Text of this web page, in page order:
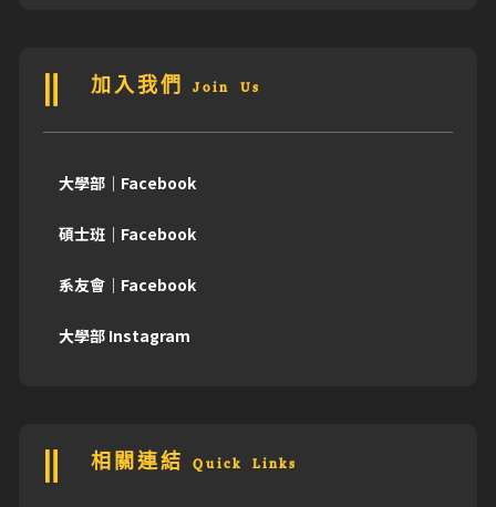
加入我們 Join Us
大學部｜Facebook
碩士班｜Facebook
系友會｜Facebook
大學部 Instagram
相關連結 Quick Links